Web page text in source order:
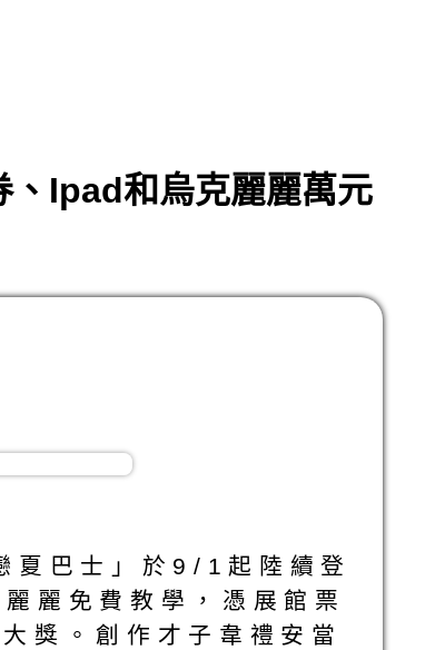
Ipad和烏克麗麗萬元
夏巴士」於9/1起陸續登
麗免費教學，憑展館票
獎。創作才子韋禮安當